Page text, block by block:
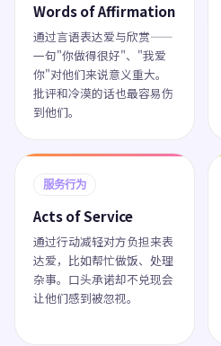
Words of Affirmation
通过言语表达爱与欣赏——
一句"你做得很好"、"我爱
你"对他们来说意义重大。
批评和冷漠的话也最容易伤
到他们。
服务行为
Acts of Service
通过行动减轻对方负担来表
达爱，比如帮忙做饭、处理
杂事。口头承诺却不兑现会
让他们感到被忽视。